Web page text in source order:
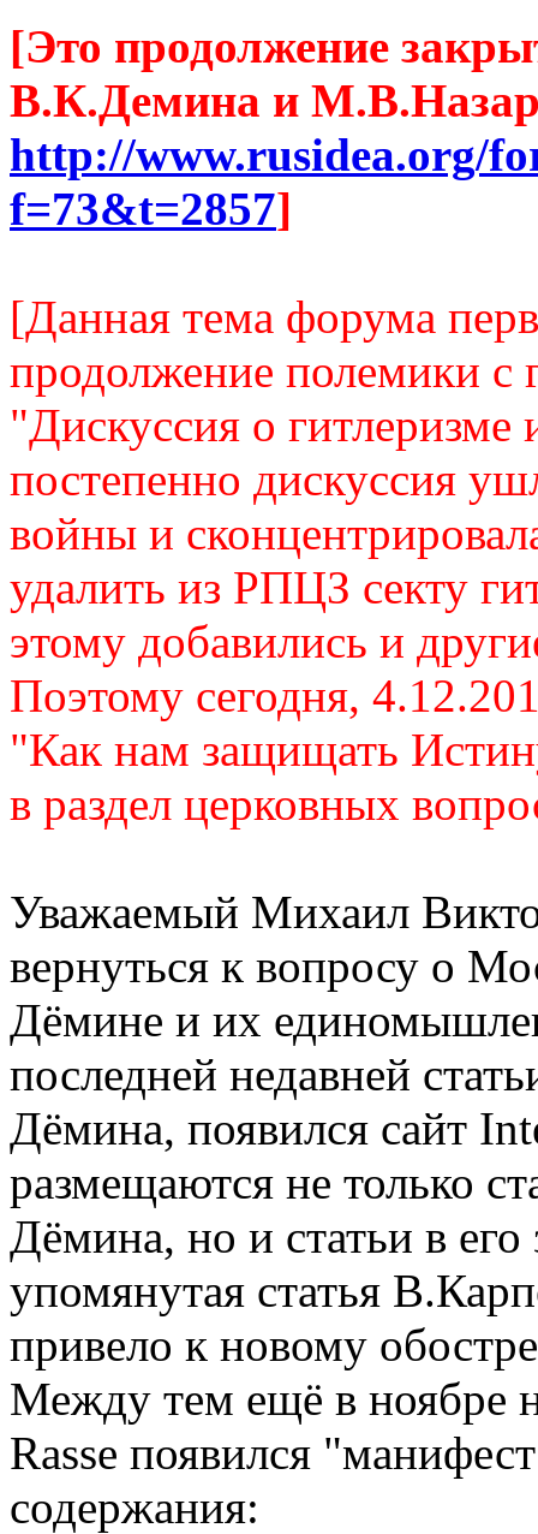
[Это продолжение
В.К.Демина и
http://www.rusidea.org/
f=73&t=2857]
[Данная тема форума
продолжение полемики с
"Дискуссия о
постепенно дискуссия
войны и
удалить из РПЦЗ секту
этому добавились и
Поэтому сегодня,
"Как нам защищать
в раздел церковных
Уважаемый Михаил
вернуться к вопросу о
Дёмине и их
последней недавней
Дёмина, появился сайт
размещаются не только
Дёмина, но и статьи в его
упомянутая статья
привело к новому
Между тем ещё в ноябре
Rasse появился
содержания: